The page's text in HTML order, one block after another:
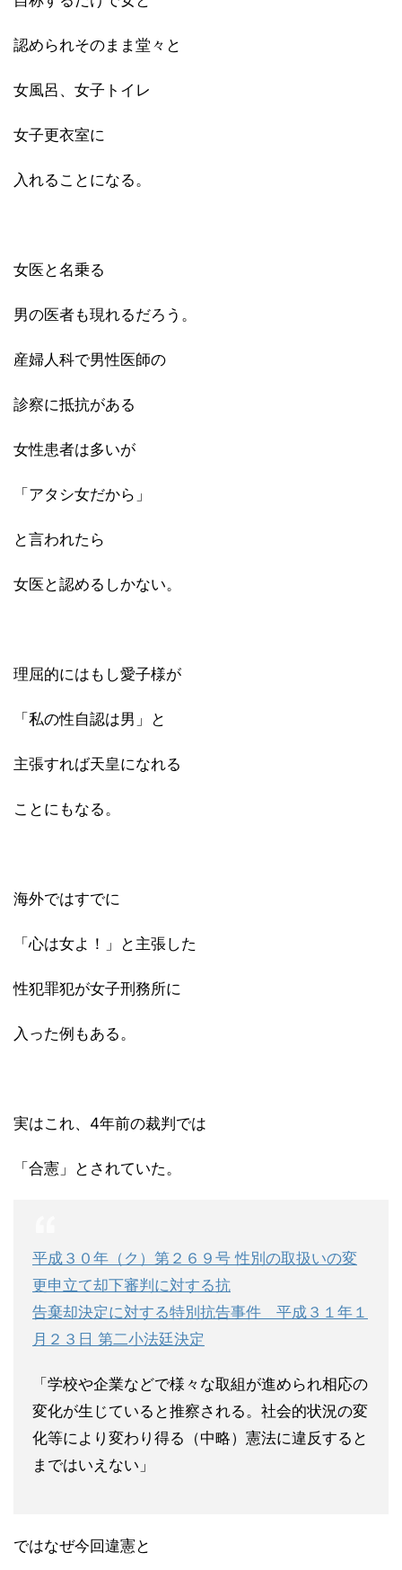
認められそのまま堂々と
女風呂、女子トイレ
女子更衣室に
入れることになる。
女医と名乗る
男の医者も現れるだろう。
産婦人科で男性医師の
診察に抵抗がある
女性患者は多いが
「アタシ女だから」
と言われたら
女医と認めるしかない。
理屈的にはもし愛子様が
「私の性自認は男」と
主張すれば天皇になれる
ことにもなる。
海外ではすでに
「心は女よ！」と主張した
性犯罪犯が女子刑務所に
入った例もある。
実はこれ、4年前の裁判では
「合憲」とされていた。
平成３０年（ク）第２６９号 性別の取扱いの変
更申立て却下審判に対する抗
告棄却決定に対する特別抗告事件 平成３１年１
月２３日 第二小法廷決定
「学校や企業などで様々な取組が進められ相応の
変化が生じていると推察される。社会的状況の変
化等により変わり得る（中略）憲法に違反すると
まではいえない」
ではなぜ今回違憲と